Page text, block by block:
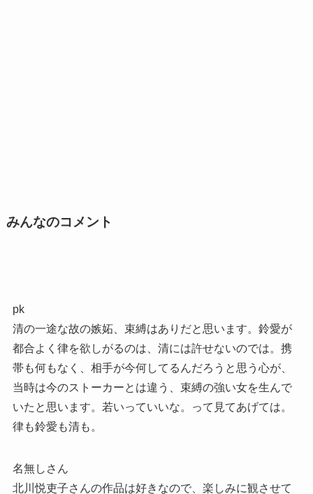
みんなのコメント
pk
清の一途な故の嫉妬、束縛はありだと思います。鈴愛が
都合よく律を欲しがるのは、清には許せないのでは。携
帯も何もなく、相手が今何してるんだろうと思う心が、
当時は今のストーカーとは違う、束縛の強い女を生んで
いたと思います。若いっていいな。って見てあげては。
律も鈴愛も清も。
名無しさん
北川悦吏子さんの作品は好きなので、楽しみに観させて